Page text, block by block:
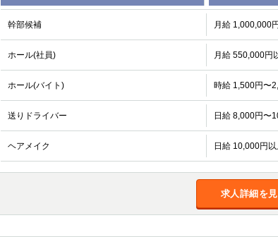
幹部候補 月給 1,000,000
ホール(社員) 月給 550,000円
ホール(バイト) 時給 1,500円〜
送りドライバー 日給 8,000円〜
ヘアメイク 日給 10,000円
求人詳細を